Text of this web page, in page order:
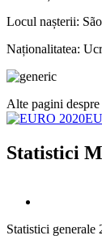
Locul nașterii:
Naționalitatea:
Alte pagini
Statistici
Statistici generale